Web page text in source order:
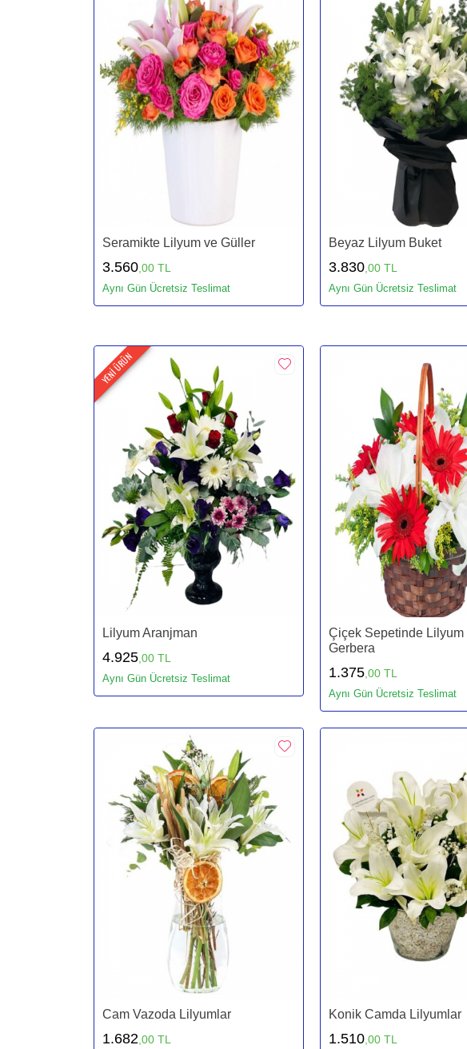
Seramikte Lilyum ve Güller
3.560 ,00 TL
Aynı Gün Ücretsiz Teslimat
Beyaz Lilyum Buket
3.830,00 TL
Aynı Gün Ücretsiz Teslimat
YENİ ÜRÜN
Lilyum Aranjman
4.925 ,00 TL
Aynı Gün Ücretsiz Teslimat
Çiçek Sepetinde Lilyum
Gerbera
1.375,00 TL
Aynı Gün Ücretsiz Teslimat
Cam Vazoda Lilyumlar
1.682 ,00 TL
Konik Camda Lilyumlar
1.510,00 TL